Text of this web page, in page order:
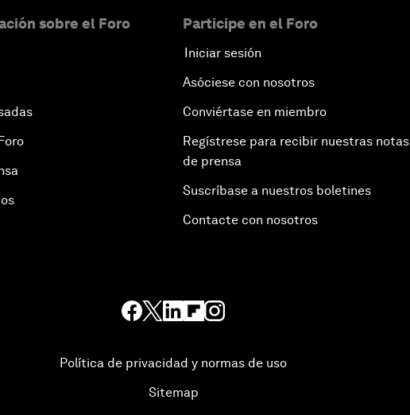
sobre el Foro Participe en el Foro
Iniciar sesión
Asóciese con nosotros
Conviértase en miembro
Regístrese para recibir nuestras notas
de prensa
Suscríbase a nuestros boletines
Contacte con nosotros
Política de privacidad y normas de uso
Sitemap